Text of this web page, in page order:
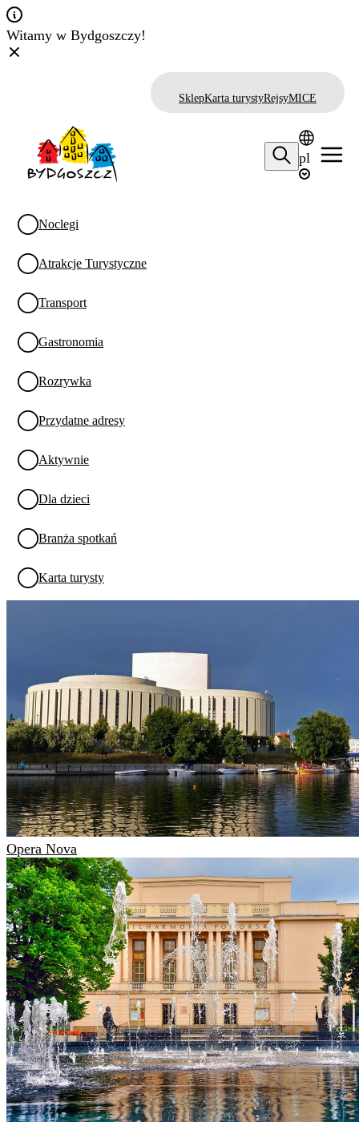
Witamy w Bydgoszczy!
SklepKarta turystyRejsyMICE
pl
Noclegi
Atrakcje Turystyczne
Transport
Gastronomia
Rozrywka
Przydatne adresy
Aktywnie
Dla dzieci
Branża spotkań
Karta turysty
Opera Nova